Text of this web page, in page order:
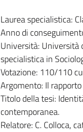
Laurea specialistica:
Anno di
Università: Università
specialistica in
Votazione: 110/110
Argomento: Il
Titolo della tesi:
contemporanea.
Relatore: C. Colloca,